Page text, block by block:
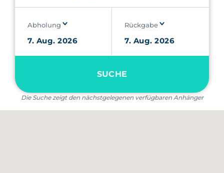
Abholung Rückgabe
SUCHE
Die Suche zeigt den nächstgelegenen verfügbaren Anhänger